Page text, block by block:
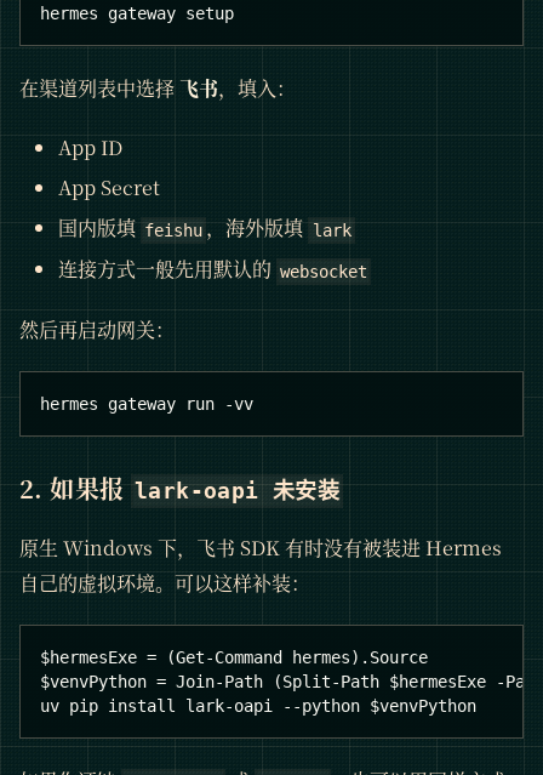
hermes gateway setup
在渠道列表中选择 飞书，填入：
App ID
App Secret
国内版填 feishu ，海外版填 lark
连接方式一般先用默认的 websocket
然后再启动网关：
hermes gateway run -vv
2. 如果报lark-oapi 未安装
原生 Windows 下，飞书 SDK 有时没有被装进 Hermes
自己的虚拟环境。可以这样补装：
$hermesExe = (Get-Command hermes).Source
$venvPython = Join-Path (Split-Path $hermesExe -
uv pip install lark-oapi --python $venvPython